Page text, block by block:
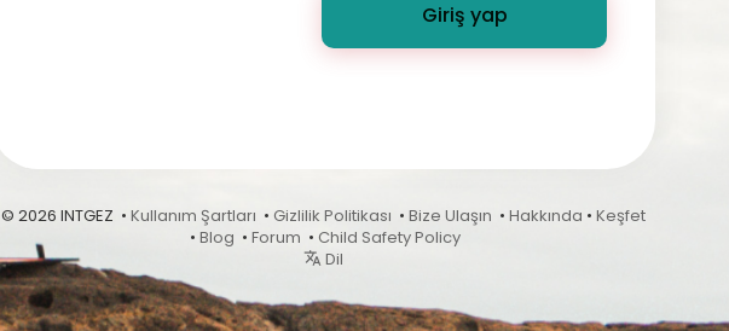
Giriş yap
© 2026 INTGEZ • Kullanım Şartları • Gizlilik Politikası • Bize Ulaşın • Hakkında • Keşfet
• Blog • Forum • Child Safety Policy
Dil